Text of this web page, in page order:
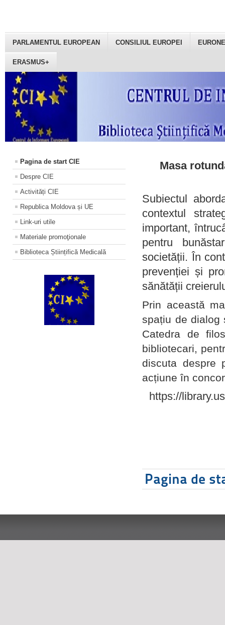
PARLAMENTUL EUROPEAN CONSILIUL EUROPEI
ERASMUS+
Pagina de start CIE
Despre CIE
Activități CIE
Republica Moldova și UE
Link-uri utile
Materiale promoţionale
Biblioteca Științifică Medicală
Masa
Subiectul
contextul
important,
pentru
societății. În
prevenției și
sănătății
Prin această
spațiu de dialog
Catedra de
bibliotecari,
discuta despre
acțiune în
https://
Pagina de